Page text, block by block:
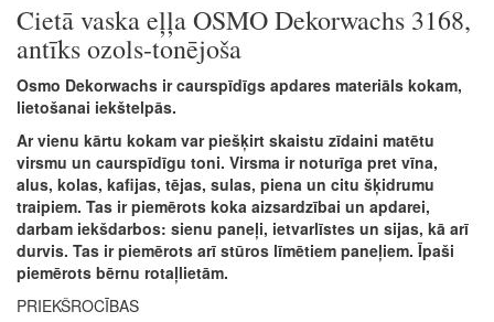
Cietā vaska eļļa OSMO Dekorwachs 3168,
antīks ozols-tonējoša
Osmo Dekorwachs ir caurspīdīgs apdares materiāls kokam,
lietošanai iekštelpās.
Ar vienu kārtu kokam var piešķirt skaistu zīdaini matētu
virsmu un caurspīdīgu toni. Virsma ir noturīga pret vīna,
alus, kolas, kafijas, tējas, sulas, piena un citu šķidrumu
traipiem. Tas ir piemērots koka aizsardzībai un apdarei,
darbam iekšdarbos: sienu paneļi, ietvarlīstes un sijas, kā arī
durvis. Tas ir piemērots arī stūros līmētiem paneļiem. Īpaši
piemērots bērnu rotaļlietām.
PRIEKŠROCĪBAS